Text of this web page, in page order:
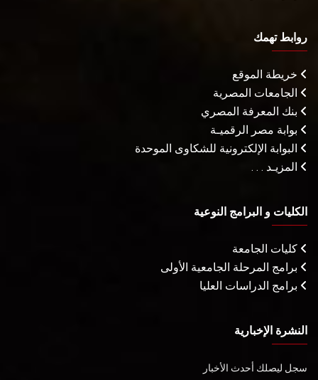
روابط تهمك
خريطة الموقع
الجامعات المصرية
بنك المعرفة المصري
بوابة مصر الرقميـة
البوابة الإلكترونية للشكاوى الموحدة
المزيـد . . .
الكليات و البرامج النوعية
كليات الجامعة
برامج المرحلة الجامعية الأولى
برامج الدراسات العليا
النشرة الإخبارية
سجل ليصلك أحدث الأخبار